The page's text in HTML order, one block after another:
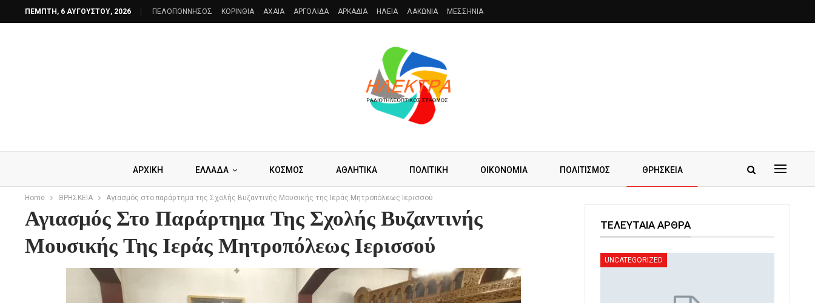
ΠΈΜΠΤΗ, 6 ΑΥΓΟΎΣΤΟΥ, 2026 ΠΕΛΟΠΟΝΝΗΣΟΣ ΚΟΡΙΝΘΙΑ AXAIA ΑΡΓΟΛΙΔΑ ΑΡΚΑΔΙΑ ΗΛΕΙΑ ΛΑΚΩΝΙΑ ΜΕΣΣΗΝΙΑ
ΑΡΧΙΚΗ ΕΛΛΑΔΑ ΚΟΣΜΟΣ ΑΘΛΗΤΙΚΑ ΠΟΛΙΤΙΚΗ ΟΙΚΟΝΟΜΙΑ ΠΟΛΙΤΙΣΜΟΣ ΘΡΗΣΚΕΙΑ
Home ΘΡΗΣΚΕΙΑ Αγιασμός στο παράρτημα της Σχολής Βυζαντινής Μουσικής της Ιεράς Μητροπόλεως Ιερισσού
Αγιασμός Στο Παράρτημα Της Σχολής Βυζαντινής
Μουσικής Της Ιεράς Μητροπόλεως Ιερισσού
ΤΕΛΕΥΤΑΙΑ ΑΡΘΡΑ
UNCATEGORIZED